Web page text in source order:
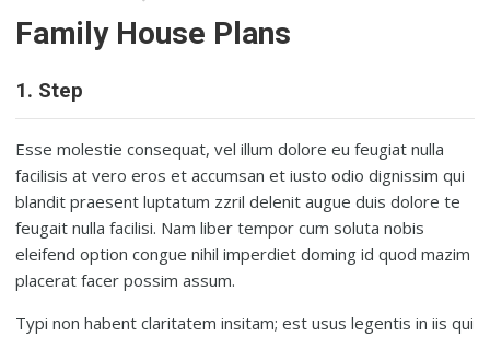
Family House Plans
1. Step
Esse molestie consequat, vel illum dolore eu feugiat nulla
facilisis at vero eros et accumsan et iusto odio dignissim qui
blandit praesent luptatum zzril delenit augue duis dolore te
feugait nulla facilisi. Nam liber tempor cum soluta nobis
eleifend option congue nihil imperdiet doming id quod mazim
placerat facer possim assum.
Typi non habent claritatem insitam; est usus legentis in iis qui